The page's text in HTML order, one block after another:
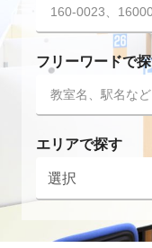
フリーワードで
エリアで探す